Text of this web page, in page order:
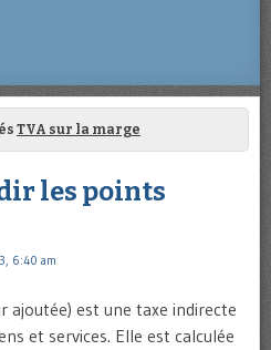
TVA sur la marge
les points
6:40 am
ajoutée) est une taxe indirecte
et services. Elle est calculée